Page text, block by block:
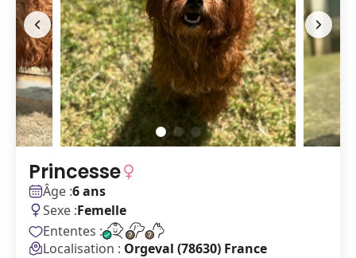
Princesse
Âge :6 ans
Sexe :Femelle
Ententes :
Localisation : Orgeval (78630) France